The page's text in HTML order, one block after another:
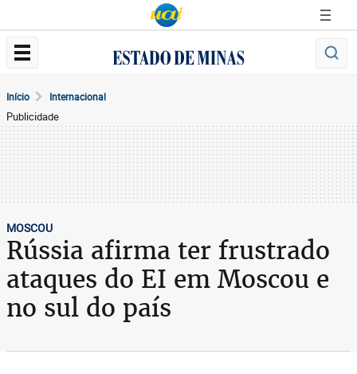
Início Internacional
Publicidade
MOSCOU
Rússia afirma ter frustrado
ataques do EI em Moscou e
no sul do país